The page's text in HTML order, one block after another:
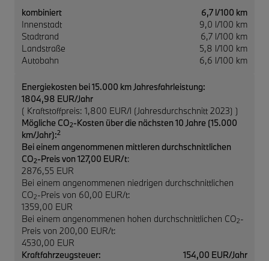
kombiniert
6,7 l/100 km
Innenstadt
9,0 l/100 km
Stadtrand
6,7 l/100 km
Landstraße
5,8 l/100 km
Autobahn
6,6 l/100 km
Energiekosten bei 15.000 km Jahresfahrleistung:
1804,98 EUR/Jahr
( Kraftstoffpreis: 1,800 EUR/l (Jahresdurchschnitt 2023) )
Mögliche CO2-Kosten über die nächsten 10 Jahre (15.000
km/Jahr):2
Bei einem angenommenen mittleren durchschnittlichen
CO2-Preis von 127,00 EUR/t:
2876,55 EUR
Bei einem angenommenen niedrigen durchschnittlichen
CO2-Preis von 60,00 EUR/t:
1359,00 EUR
Bei einem angenommenen hohen durchschnittlichen CO2-
Preis von 200,00 EUR/t:
4530,00 EUR
Kraftfahrzeugsteuer:
154,00 EUR/Jahr